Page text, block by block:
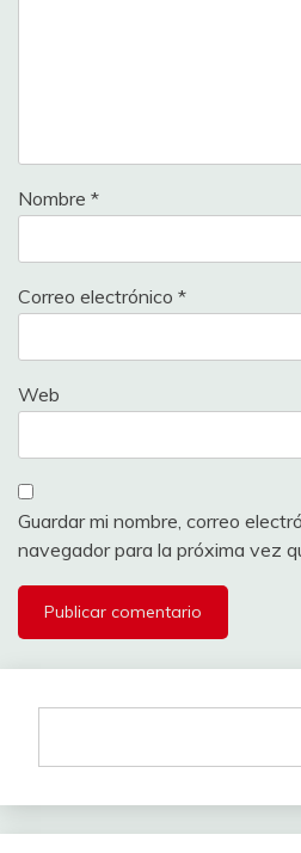
Nombre *
Correo electrónico *
Web
Guardar mi nombre, correo
navegador para la próxima vez